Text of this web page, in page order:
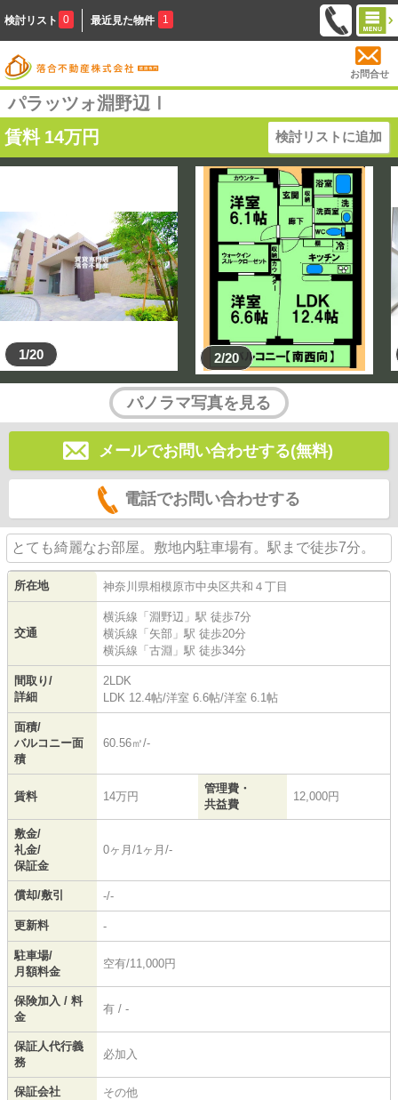
検討リスト 0 最近見た物件 1
お問合せ
パラッツォ淵野辺Ⅰ
賃料 14万円 検討リストに追加
1/20 2/20
パノラマ写真を見る
メールでお問い合わせする(無料)
電話でお問い合わせする
とても綺麗なお部屋。敷地内駐車場有。駅まで徒歩7分。
所在地 神奈川県相模原市中央区共和 ４丁目
交通
横浜線 「 淵野辺 」駅 徒歩7分
横浜線 「 矢部 」駅 徒歩20分
横浜線 「 古淵 」駅 徒歩34分
間取り/
詳細
2LDK
LDK 12.4帖/洋室 6.6帖/洋室 6.1帖
面積/
バルコニー面
積
60.56㎡/-
賃料 14万円
管理費・
共益費
12,000円
敷金/
礼金/
保証金
0ヶ月/1ヶ月/-
償却/敷引 -/-
更新料 -
駐車場/
月額料金
空有/11,000円
保険加入 / 料
金
有 / -
保証人代行義
務
必加入
保証会社 その他